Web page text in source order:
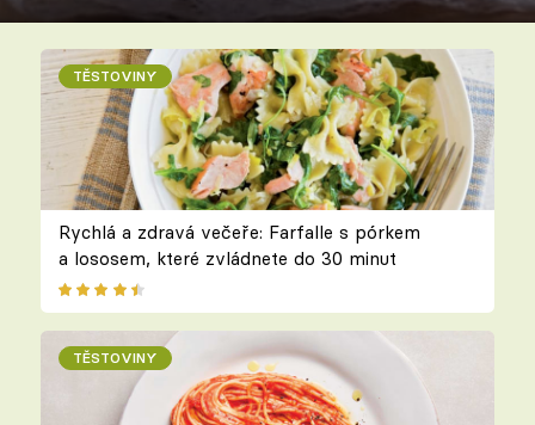
TĚSTOVINY
Rychlá a zdravá večeře: Farfalle s pórkem
a lososem, které zvládnete do 30 minut
TĚSTOVINY